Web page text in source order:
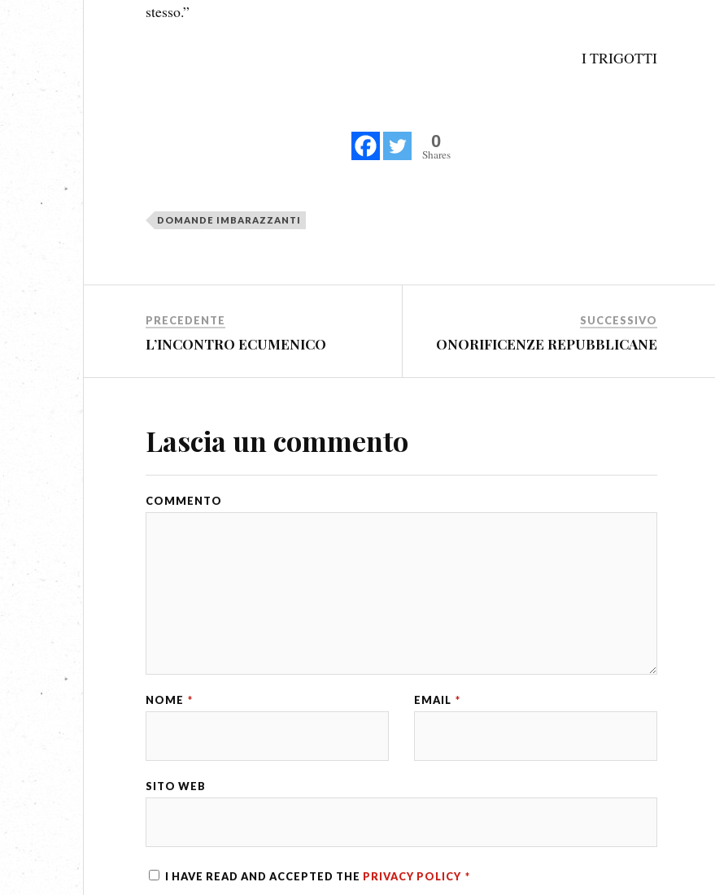
stesso.”
I TRIGOTTI
0
Shares
DOMANDE IMBARAZZANTI
PRECEDENTE
L’INCONTRO ECUMENICO
SUCCESSIVO
ONORIFICENZE REPUBBLICANE
Lascia un commento
COMMENTO
NOME * EMAIL *
SITO WEB
I HAVE READ AND ACCEPTED THE PRIVACY POLICY *